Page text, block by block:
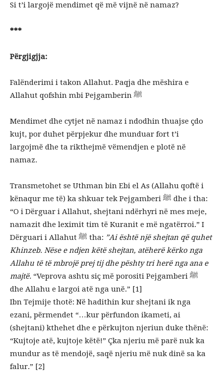
Si t’i largojë mendimet që më vijnë në namaz?
***
Përgjigjja:
Falënderimi i takon Allahut. Paqja dhe mëshira e
Allahut qofshin mbi Pejgamberin ﷺ
Mendimet dhe cytjet në namaz i ndodhin thuajse çdo
kujt, por duhet përpjekur dhe munduar fort t’i
largojmë dhe ta rikthejmë vëmendjen e plotë në
namaz.
Transmetohet se Uthman bin Ebi el As (Allahu qoftë i
kënaqur me të) ka shkuar tek Pejgamberi ﷺ dhe i tha:
“O i Dërguar i Allahut, shejtani ndërhyri në mes meje,
namazit dhe leximit tim të Kuranit e më ngatërroi.” I
Dërguari i Allahut ﷺ tha: ”Ai është një shejtan që quhet
Khinzeb. Nëse e ndjen këtë shejtan, atëherë kërko nga
Allahu të të mbrojë prej tij dhe pështy tri herë nga ana e
majtë. “Veprova ashtu siç më porositi Pejgamberi ﷺ
dhe Allahu e largoi atë nga unë.” [1]
Ibn Tejmije thotë: Në hadithin kur shejtani ik nga
ezani, përmendet “…kur përfundon ikameti, ai
(shejtani) kthehet dhe e përkujton njeriun duke thënë:
“Kujtoje atë, kujtoje këtë!” Çka njeriu më parë nuk ka
mundur as të mendojë, saqë njeriu më nuk dinë sa ka
falur.” [2]